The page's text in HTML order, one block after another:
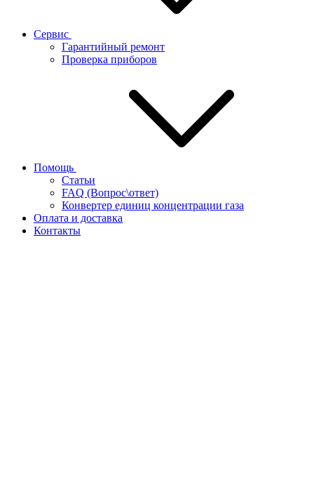
Сервис
Гарантийный ремонт
Проверка приборов
Помощь
Статьи
FAQ (Вопрос\ответ)
Конвертер единиц концентрации газа
Оплата и доставка
Контакты